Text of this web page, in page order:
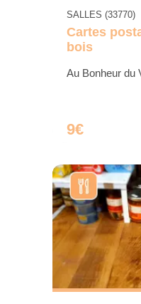
SALLES (33770)
Cartes
bois
Au Bonheur du
9€